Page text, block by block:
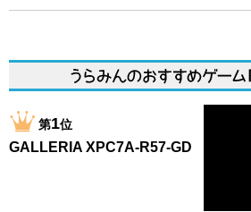
第1位
GALLERIA XPC7A-R57-GD